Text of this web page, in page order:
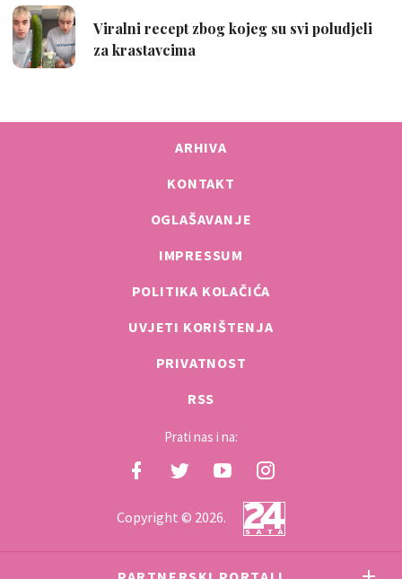
ARHIVA
KONTAKT
OGLAŠAVANJE
IMPRESSUM
POLITIKA KOLAČIĆA
UVJETI KORIŠTENJA
PRIVATNOST
RSS
Prati nas i na:
Copyright © 2026.